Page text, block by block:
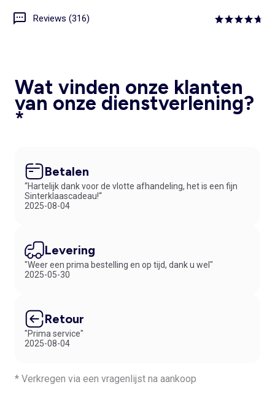
Reviews (316)
Wat vinden onze klanten
van onze dienstverlening?
*
Betalen
“Hartelijk dank voor de vlotte afhandeling, het is een fijn
Sinterklaascadeau!“
2025-08-04
Levering
"Weer een prima bestelling en op tijd, dank u wel"
2025-05-30
Retour
"Prima service"
2025-08-04
* Verkregen via een vragenlijst na aankoop